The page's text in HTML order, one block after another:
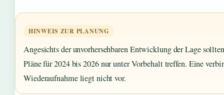
HINWEIS ZUR PLANUNG
Angesichts der unvorhersehbaren Entwicklung der Lage
Pläne für 2024 bis 2026 nur unter Vorbehalt treffen. Eine
Wiederaufnahme liegt nicht vor.